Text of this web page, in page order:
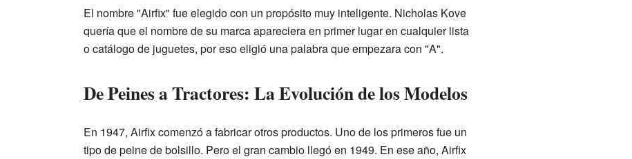
El nombre "Airfix" fue elegido con un propósito muy inteligente. Nicholas Kove
quería que el nombre de su marca apareciera en primer lugar en cualquier lista
o catálogo de juguetes, por eso eligió una palabra que empezara con "A".
De Peines a Tractores: La Evolución de los Modelos
En 1947, Airfix comenzó a fabricar otros productos. Uno de los primeros fue un
tipo de peine de bolsillo. Pero el gran cambio llegó en 1949. En ese año, Airfix